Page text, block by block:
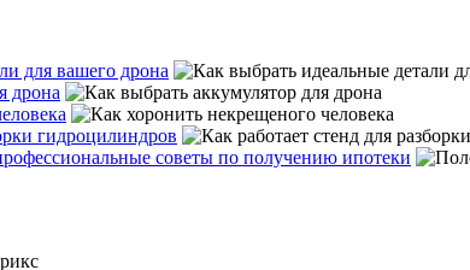
для вашего дрона
дрона
гидроцилиндров
советы по получению ипотеки